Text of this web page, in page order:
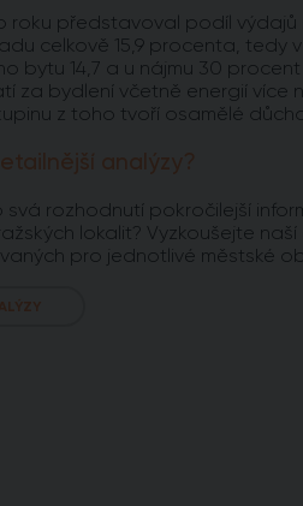
roku představoval podíl
celkově 15,9 procenta, tedy
bytu 14,7 a u nájmu 30
za bydlení včetně energií více
z toho tvoří osamělé
analýzy?
svá rozhodnutí pokročilejší
lokalit? Vyzkoušejte
pro jednotlivé městské